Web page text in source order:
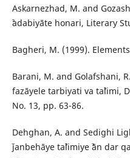
Askarnezhad, M. and
ˀadabiyāte honari, Literary
Bagheri, M. (1999).
Barani, M. and Golafshani,
fazāyele tarbiyati va taˀlimi,
No. 13, pp. 63-86.
Dehghan, A. and Sedighi
ǰanbehāye taˀlimiye ˀān dar